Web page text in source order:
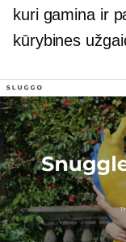
kuri gamina ir
kūrybines